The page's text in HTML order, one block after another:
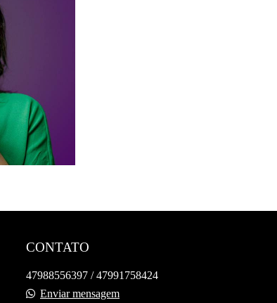
CONTATO
47988556397 / 47991758424
Enviar mensagem